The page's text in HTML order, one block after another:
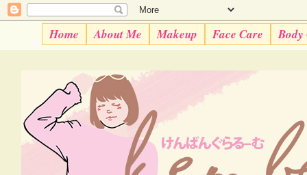
Home About Me Makeup Face Care Body